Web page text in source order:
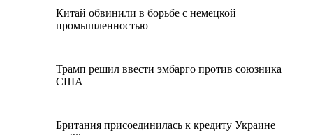
Китай обвинили в борьбе с немецкой
промышленностью
Трамп решил ввести эмбарго против союзника
США
Британия присоединилась к кредиту Украине